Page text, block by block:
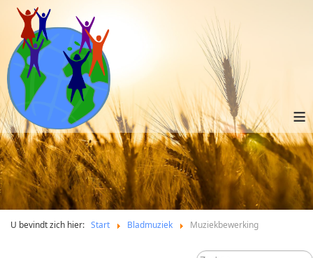
≡
U bevindt zich hier: Start Bladmuziek Muziekbewerking